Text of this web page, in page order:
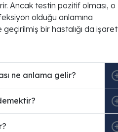
Ancak testin pozitif olması, o
olduğu anlamına
bir hastalığı da işaret
ne anlama gelir?